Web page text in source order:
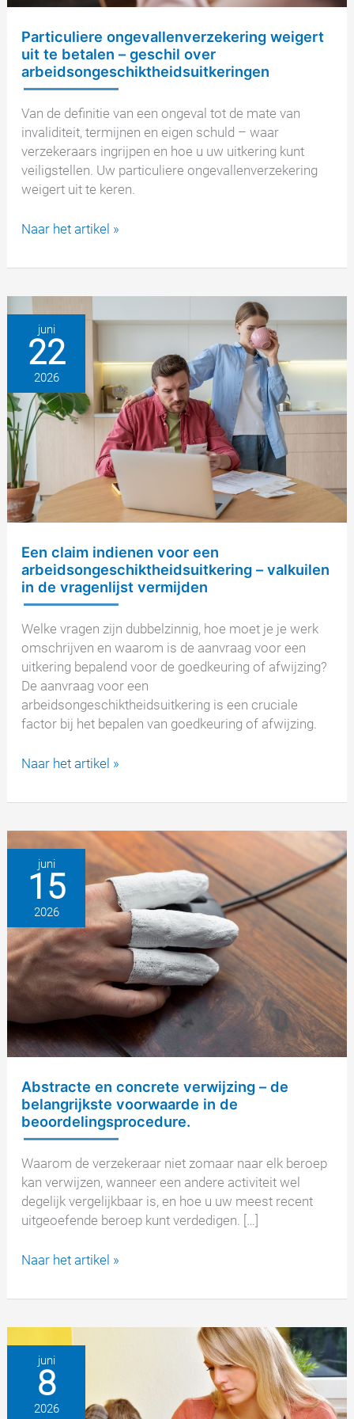
Particuliere ongevallenverzekering weigert
uit te betalen – geschil over
arbeidsongeschiktheidsuitkeringen
Van de definitie van een ongeval tot de mate van
invaliditeit, termijnen en eigen schuld – waar
verzekeraars ingrijpen en hoe u uw uitkering kunt
veiligstellen. Uw particuliere ongevallenverzekering
weigert uit te keren.
Particuliere
weigert
betalen
geschil
over
arbeidsongeschiktheidsuitkeringen
Naar het artikel »
juni
22
2026
Een claim indienen voor een
arbeidsongeschiktheidsuitkering – valkuilen
in de vragenlijst vermijden
Welke vragen zijn dubbelzinnig, hoe moet je je werk
omschrijven en waarom is de aanvraag voor een
uitkering bepalend voor de goedkeuring of afwijzing?
De aanvraag voor een
arbeidsongeschiktheidsuitkering is een cruciale
factor bij het bepalen van goedkeuring of afwijzing.
Een
indienen
arbeidsongeschiktheidsuitkering
valkuilen
de
vragenlijst
vermijden
Naar het artikel »
juni
15
2026
Abstracte en concrete verwijzing – de
belangrijkste voorwaarde in de
beoordelingsprocedure.
Waarom de verzekeraar niet zomaar naar elk beroep
kan verwijzen, wanneer een andere activiteit wel
degelijk vergelijkbaar is, en hoe u uw meest recent
uitgeoefende beroep kunt verdedigen. […]
Abstracte
concrete
belangrijkste
voorwaarde
Naar het artikel »
juni
8
2026